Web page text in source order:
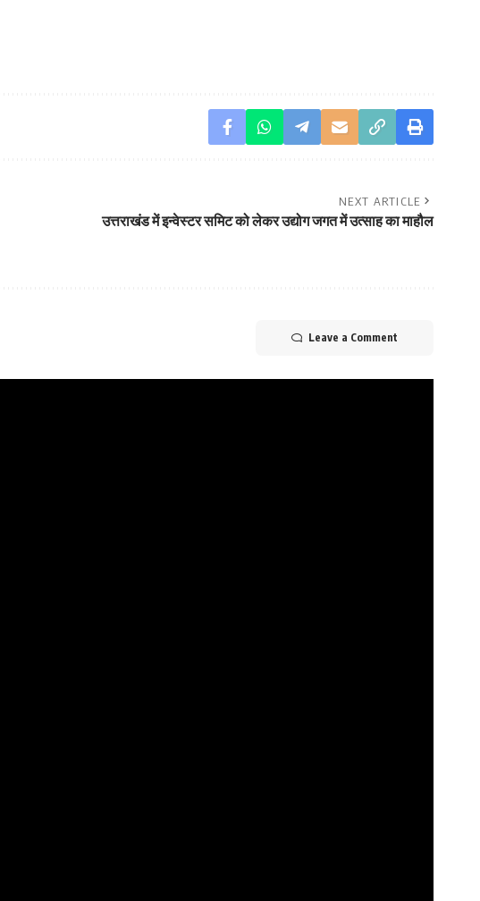
NEXT ARTICLE
उत्तराखंड में इन्वेस्टर समिट को लेकर उद्योग जगत में उत्साह का माहौल
Leave a Comment